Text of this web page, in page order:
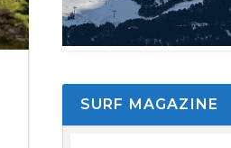
SURF MAGAZINE